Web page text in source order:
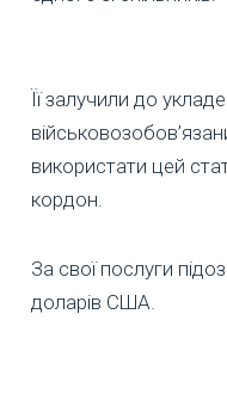
Її залучили до
використати цей
кордон.
За свої послуги
доларів США.